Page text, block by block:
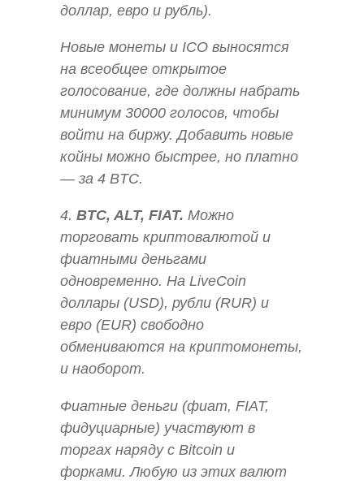
доллар, евро и рубль).
Новые монеты и ICO выносятся
на всеобщее открытое
голосование, где должны набрать
минимум 30000 голосов, чтобы
войти на биржу. Добавить новые
койны можно быстрее, но платно
— за 4 BTC.
4. BTC, ALT, FIAT. Можно
торговать криптовалютой и
фиатными деньгами
одновременно. На LiveCoin
доллары (USD), рубли (RUR) и
евро (EUR) свободно
обмениваются на криптомонеты,
и наоборот.
Фиатные деньги (фиат, FIAT,
фидуциарные) участвуют в
торгах наряду с Bitcoin и
форками. Любую из этих валют